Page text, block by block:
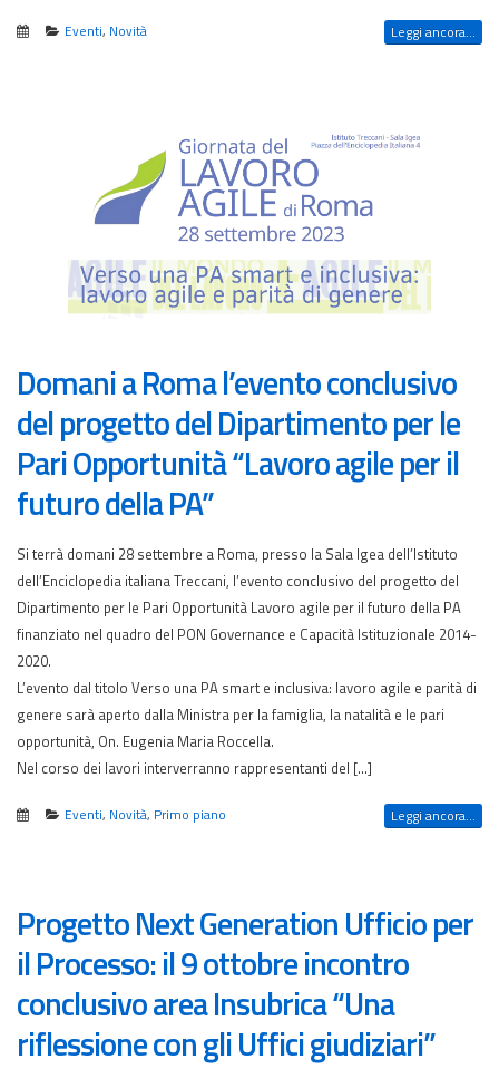
Eventi, Novità Leggi ancora...
Domani a Roma l’evento conclusivo
del progetto del Dipartimento per le
Pari Opportunità “Lavoro agile per il
futuro della PA”
Si terrà domani 28 settembre a Roma, presso la Sala Igea dell’Istituto
dell’Enciclopedia italiana Treccani, l’evento conclusivo del progetto del
Dipartimento per le Pari Opportunità Lavoro agile per il futuro della PA
finanziato nel quadro del PON Governance e Capacità Istituzionale 2014-
2020.
L’evento dal titolo Verso una PA smart e inclusiva: lavoro agile e parità di
genere sarà aperto dalla Ministra per la famiglia, la natalità e le pari
opportunità, On. Eugenia Maria Roccella.
Nel corso dei lavori interverranno rappresentanti del […]
Eventi, Novità, Primo piano Leggi ancora...
Progetto Next Generation Ufficio per
il Processo: il 9 ottobre incontro
conclusivo area Insubrica “Una
riflessione con gli Uffici giudiziari”